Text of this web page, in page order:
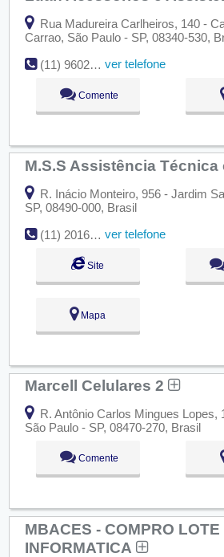
Rua Madureira Carlheiros, 140 -
Carrao, São Paulo - SP, 08340-530,
(11) 96029-0778
ver telefone
Comente
M.S.S Assistência
R. Inácio Monteiro, 956 - Jardim
SP, 08490-000, Brasil
(11) 2016-7662
ver telefone
Site
Mapa
Marcell Celulares 2
R. Antônio Carlos Mingues Lopes,
São Paulo - SP, 08470-270, Brasil
Comente
MBACES - COMPRO LOTE
INFORMATICA